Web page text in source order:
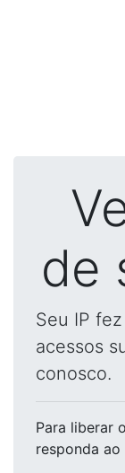
de
Seu IP
acessos
conosco.
Para liberar
responda